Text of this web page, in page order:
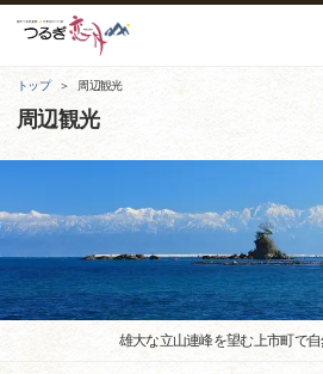
トップ 周辺観光
周辺観光
雄大な立山連峰を望む上市町で自